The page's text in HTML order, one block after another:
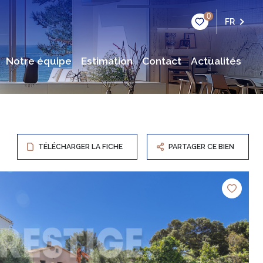
0
FR
notre équipe estimation contact actualités
TÉLÉCHARGER LA FICHE PARTAGER CE BIEN